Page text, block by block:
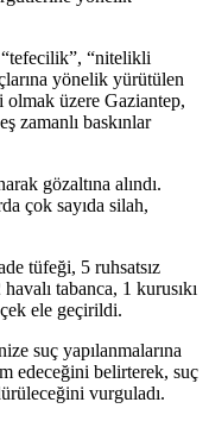
“tefecilik”, “nitelikli
yönelik yürütülen
olmak üzere Gaziantep,
zamanlı baskınlar
gözaltına alındı.
çok sayıda silah,
tüfeği, 5 ruhsatsız
tabanca, 1 kurusıkı
ele geçirildi.
suç yapılanmalarına
edeceğini belirterek, suç
vurguladı.